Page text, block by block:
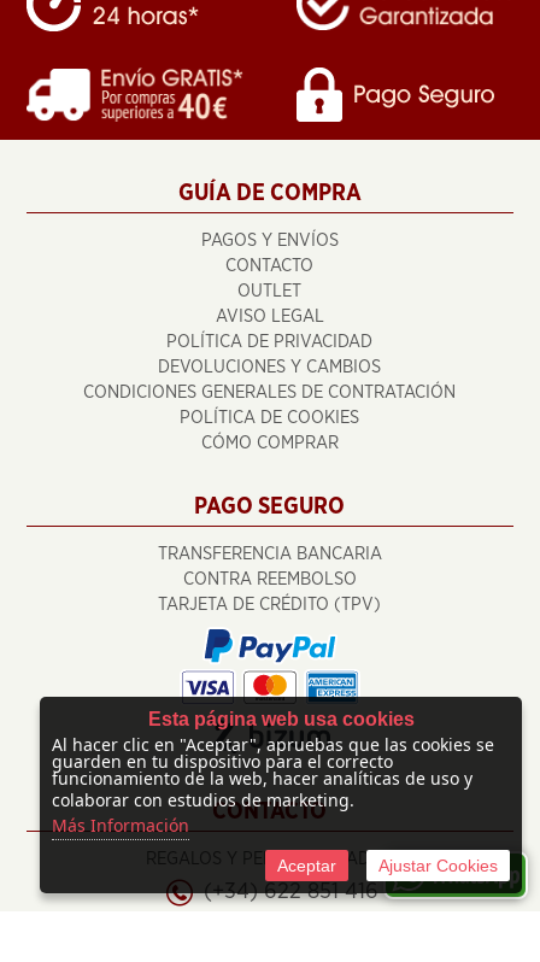
GUÍA DE COMPRA
PAGOS Y ENVÍOS
CONTACTO
OUTLET
AVISO LEGAL
POLÍTICA DE PRIVACIDAD
DEVOLUCIONES Y CAMBIOS
CONDICIONES GENERALES DE CONTRATACIÓN
POLÍTICA DE COOKIES
CÓMO COMPRAR
PAGO SEGURO
TRANSFERENCIA BANCARIA
CONTRA REEMBOLSO
TARJETA DE CRÉDITO (TPV)
CONTACTO
REGALOS Y PERSONALIZADOS
(+34) 622 851 416
Esta página web usa cookies
Al hacer clic en "Aceptar", apruebas que las cookies se
guarden en tu dispositivo para el correcto
funcionamiento de la web, hacer analíticas de uso y
colaborar con estudios de marketing.
Más Información
Aceptar Ajustar Cookies